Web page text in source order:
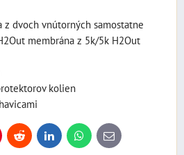
z dvoch vnútorných samostatne
membrána z 5k/5k H2Out
kolien
Reddit LinkedInWhatsApp
E-
mail